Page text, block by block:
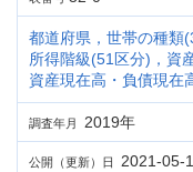
都道府県，世帯の種類
所得階級(51区分)，資
資産現在高・負債現在
調査年月 2019年
公開（更新）日 2021-05-